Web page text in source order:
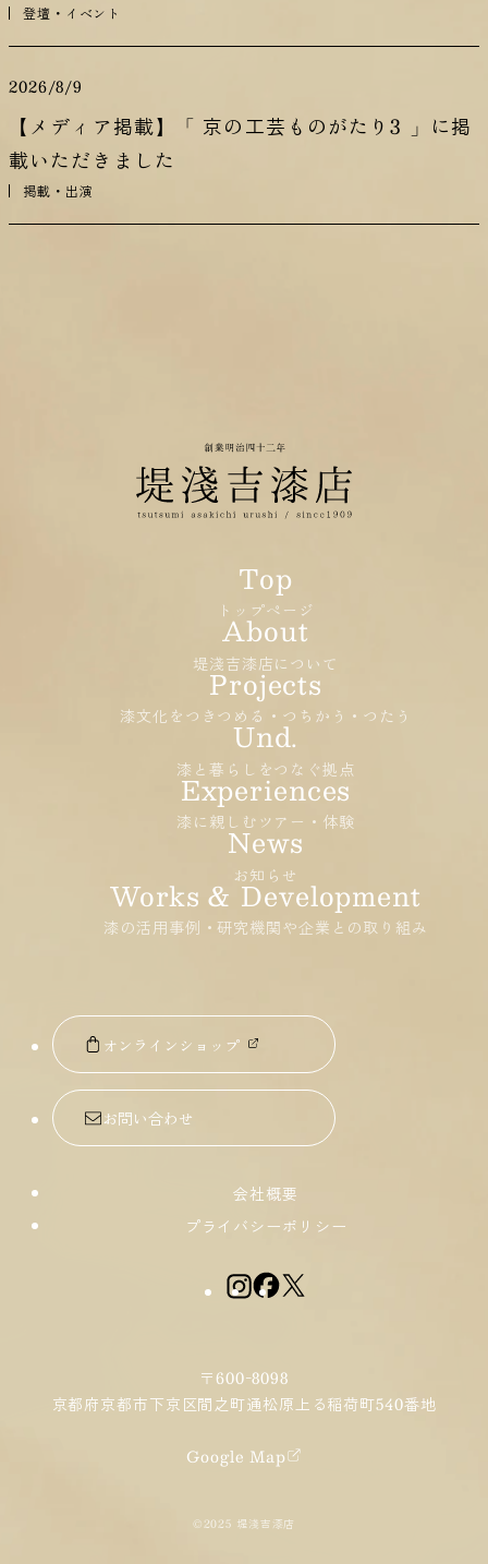
登壇・イベント
2026/8/9
【メディア掲載】「 京の工芸ものがたり3 」に掲
載いただきました
掲載・出演
トップページ
堤淺吉漆店について
漆文化をつきつめる・つちかう・つたう
漆と暮らしをつなぐ拠点
漆に親しむツアー・体験
お知らせ
漆の活用事例・研究機関や企業との取り組み
オンラインショップ
お問い合わせ
会社概要
プライバシーポリシー
〒600-8098
京都府京都市下京区間之町通松原上る稲荷町540番地
Google Map
©2025 堤淺吉漆店